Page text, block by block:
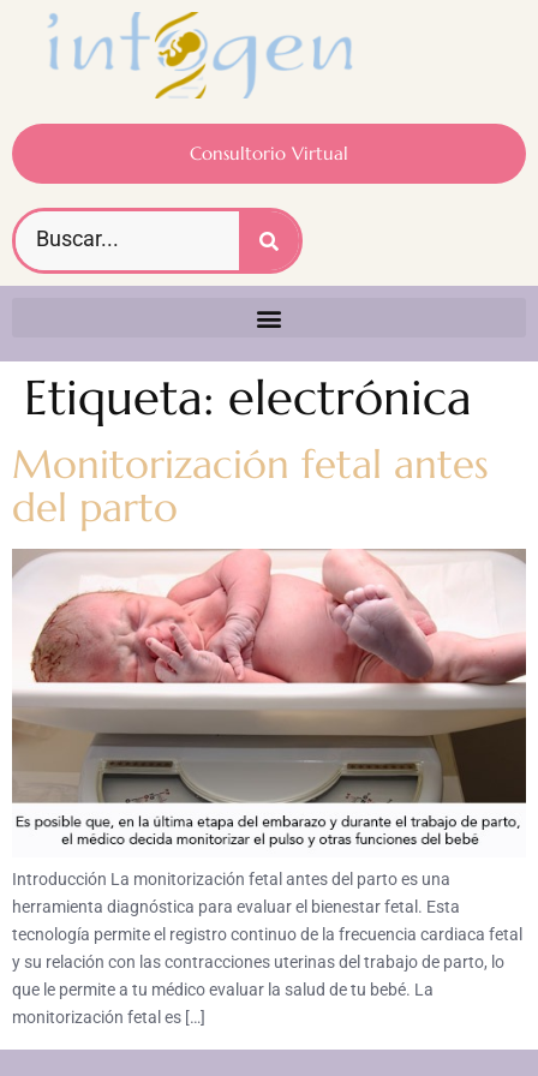
Consultorio Virtual
Etiqueta: electrónica
Monitorización fetal antes
del parto
Introducción La monitorización fetal antes del parto es una
herramienta diagnóstica para evaluar el bienestar fetal. Esta
tecnología permite el registro continuo de la frecuencia cardiaca fetal
y su relación con las contracciones uterinas del trabajo de parto, lo
que le permite a tu médico evaluar la salud de tu bebé. La
monitorización fetal es […]